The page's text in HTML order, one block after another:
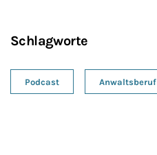
Schlagworte
Podcast Anwaltsberuf